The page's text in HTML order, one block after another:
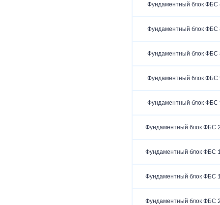
Фундаментный блок ФБС
Фундаментный блок ФБС
Фундаментный блок ФБС
Фундаментный блок ФБС
Фундаментный блок ФБС
Фундаментный блок ФБС
Фундаментный блок ФБС
Фундаментный блок ФБС
Фундаментный блок ФБС